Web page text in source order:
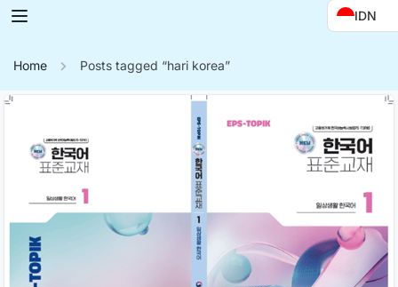
IDN
Home Posts tagged “hari korea”